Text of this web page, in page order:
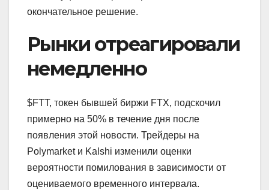
окончательное решение.
Рынки отреагировали
немедленно
$FTT, токен бывшей биржи FTX, подскочил
примерно на 50% в течение дня после
появления этой новости. Трейдеры на
Polymarket и Kalshi изменили оценки
вероятности помилования в зависимости от
оцениваемого временного интервала.